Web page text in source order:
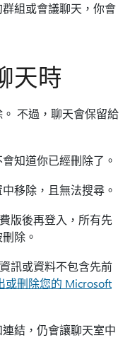
組或會議聊天，你會
天時
不過，聊天會保留給
知道你已經刪除了。
移除，且無法搜尋。
版後再登入，所有先
除。
訊或資料不包含先前
或刪除您的 Microsoft
結，仍會讓聊天室中